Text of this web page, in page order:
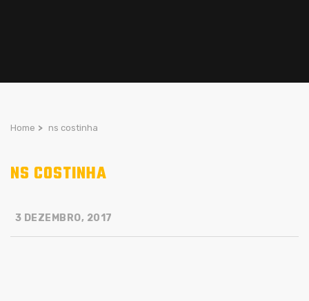
Home > ns costinha
NS COSTINHA
3 DEZEMBRO, 2017